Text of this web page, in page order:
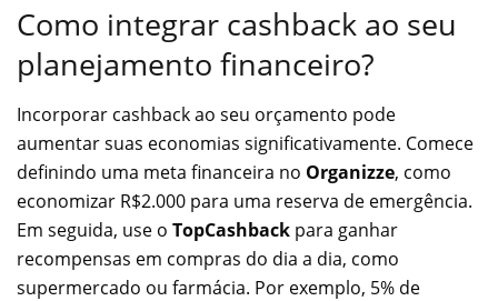
Como integrar cashback ao seu
planejamento financeiro?
Incorporar cashback ao seu orçamento pode
aumentar suas economias significativamente. Comece
definindo uma meta financeira no Organizze, como
economizar R$2.000 para uma reserva de emergência.
Em seguida, use o TopCashback para ganhar
recompensas em compras do dia a dia, como
supermercado ou farmácia. Por exemplo, 5% de